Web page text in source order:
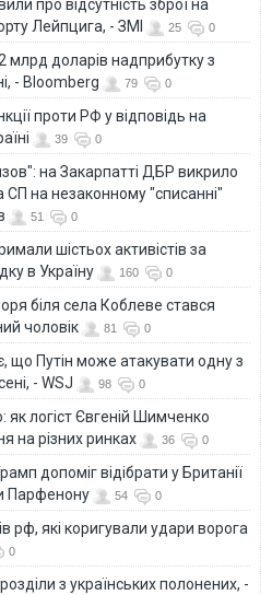
про відсутність зброї на
Лейпцига, - ЗМІ
25 0
млрд доларів надприбутку з
- Bloomberg
79 0
проти РФ у відповідь на
39 0
на Закарпатті ДБР викрило
СП на незаконному "списанні"
51 0
шістьох активістів за
в Україну
160 0
біля села Коблеве стався
чоловік
81 0
що Путін може атакувати одну з
- WSJ
98 0
як логіст Євгеній Шимченко
на різних ринках
36 0
допоміг відібрати у Британії
Парфенону
54 0
рф, які коригували удари ворога
0
з українських полонених, -